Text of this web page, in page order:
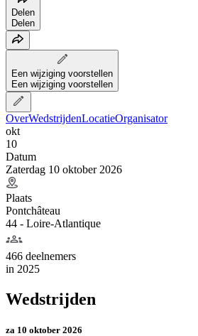
Delen
Delen
Een wijziging voorstellen
Een wijziging voorstellen
OverWedstrijdenLocatieOrganisator
okt
10
Datum
Zaterdag 10 oktober 2026
Plaats
Pontchâteau
44 - Loire-Atlantique
466 deelnemers
in 2025
Wedstrijden
za 10 oktober 2026